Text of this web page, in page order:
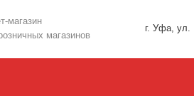
магазин
магазинов